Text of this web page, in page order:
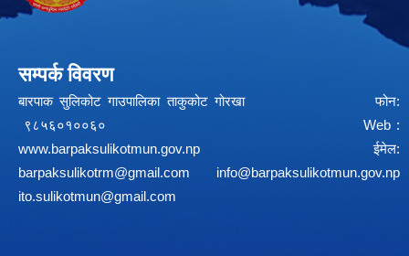
सम्पर्क विवरण
बारपाक सुलिकोट गाउपालिका ताकुकोट गोरखा फोन:
९८५६०१००६० Web :
www.barpaksulikotmun.gov.np
ईमेल:
barpaksulikotrm@gmail.com
info@barpaksulikotmun.gov.np
ito.sulikotmun@gmail.com